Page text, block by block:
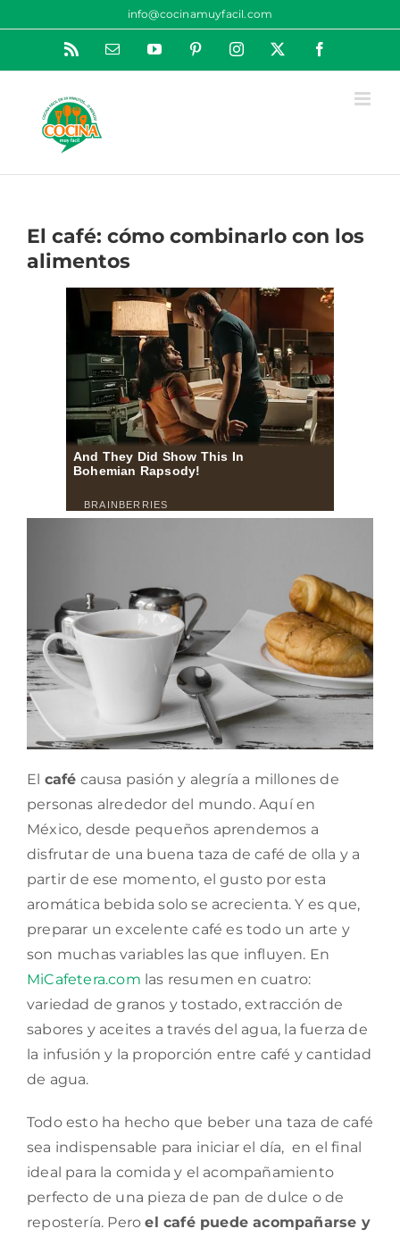
contenido
info@cocinamuyfacil.com
Rss
CorreoYouTubePinterestInstagram
El café: cómo combinarlo con los
alimentos
El café causa pasión y alegría a millones de
personas alrededor del mundo. Aquí en
México, desde pequeños aprendemos a
disfrutar de una buena taza de café de olla y a
partir de ese momento, el gusto por esta
aromática bebida solo se acrecienta. Y es que,
preparar un excelente café es todo un arte y
son muchas variables las que influyen. En
MiCafetera.com las resumen en cuatro:
variedad de granos y tostado, extracción de
sabores y aceites a través del agua, la fuerza de
la infusión y la proporción entre café y cantidad
de agua.
Todo esto ha hecho que beber una taza de café
sea indispensable para iniciar el día, en el final
ideal para la comida y el acompañamiento
perfecto de una pieza de pan de dulce o de
repostería. Peroel café puede acompañarse y